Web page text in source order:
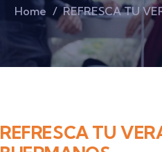
Home REFRESCA TU
REFRESCA TU